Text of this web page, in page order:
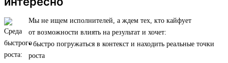
Мы не ищем исполнителей, а ждем тех, кто кайфует
от возможности влиять на результат и хочет:
• быстро погружаться в контекст и находить реальные точки
роста